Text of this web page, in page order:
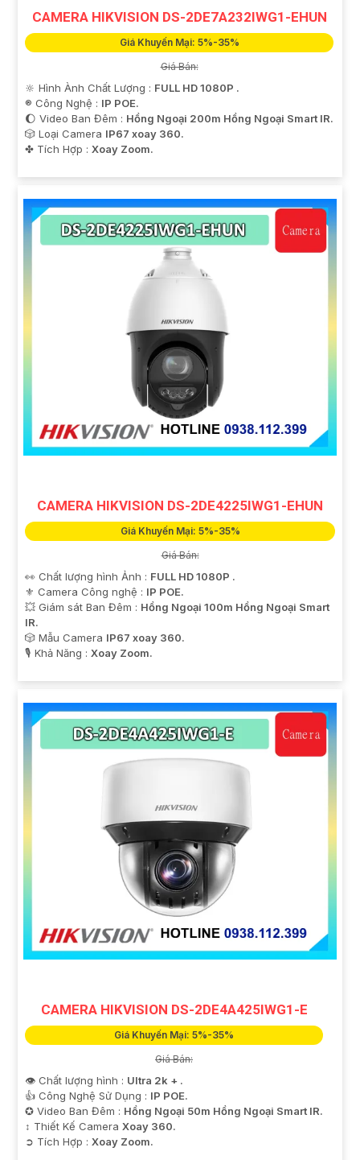
CAMERA HIKVISION DS-2DE7A232IWG1-EHUN
Giá Khuyến Mại: 5%-35%
Giá Bán:
🔆 Hình Ành Chất Lượng : FULL HD 1080P .
®️ Công Nghệ : IP POE.
🌔 Video Ban Đêm : Hồng Ngoại 200m Hồng Ngoại Smart IR.
🎲 Loại Camera IP67 xoay 360.
️✤ Tích Hợp : Xoay Zoom.
CAMERA HIKVISION DS-2DE4225IWG1-EHUN
Giá Khuyến Mại: 5%-35%
Giá Bán:
👀 Chất lượng hình Ảnh : FULL HD 1080P .
⚜️ Camera Công nghệ : IP POE.
💥 Giám sát Ban Đêm : Hồng Ngoại 100m Hồng Ngoại Smart
IR.
🎲 Mẫu Camera IP67 xoay 360.
️🎙 Khả Năng : Xoay Zoom.
CAMERA HIKVISION DS-2DE4A425IWG1-E
Giá Khuyến Mại: 5%-35%
Giá Bán:
👁 Chất lượng hình : Ultra 2k + .
👍 Công Nghệ Sử Dụng : IP POE.
✪ Video Ban Đêm : Hồng Ngoại 50m Hồng Ngoại Smart IR.
↕️ Thiết Kế Camera Xoay 360.
️➲ Tích Hợp : Xoay Zoom.